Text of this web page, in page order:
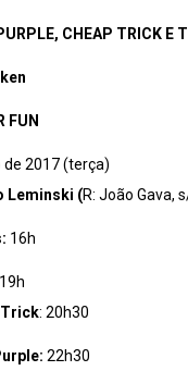
CHEAP TRICK E
FUN
2017 (terça)
Leminski (R: João Gava,
16h
19h
Trick: 20h30
22h30